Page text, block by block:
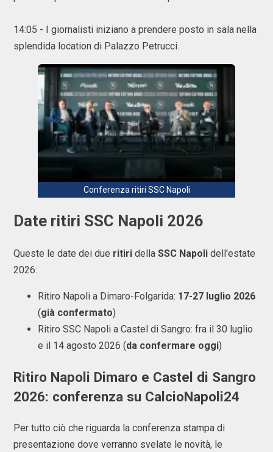
14:05 - I giornalisti iniziano a prendere posto in sala nella
splendida location di Palazzo Petrucci.
Conferenza ritiri SSC Napoli
Date ritiri SSC Napoli 2026
Queste le date dei due ritiri della SSC Napoli dell'estate
2026:
Ritiro Napoli a Dimaro-Folgarida: 17-27 luglio 2026
(già confermato)
Ritiro SSC Napoli a Castel di Sangro: fra il 30 luglio
e il 14 agosto 2026 (da confermare oggi)
Ritiro Napoli Dimaro e Castel di Sangro
2026: conferenza su CalcioNapoli24
Per tutto ciò che riguarda la conferenza stampa di
presentazione dove verranno svelate le novità, le